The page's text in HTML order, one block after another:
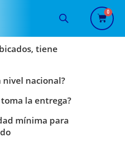
tiene
nivel nacional?
la entrega?
mínima para